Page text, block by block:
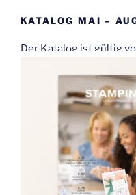
KATALOG MAI –
Der Katalog ist gültig